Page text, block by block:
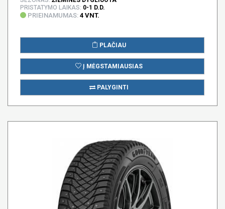
PRISTATYMO LAIKAS: 0-1 D.D.
PRIEINAMUMAS: 4 VNT.
PLAČIAU
Į MĖGSTAMIAUSIAS
PALYGINTI